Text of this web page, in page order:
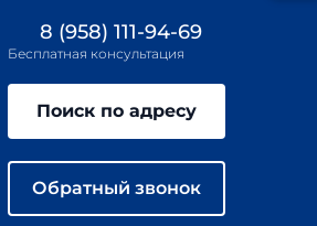
8 (958) 111-94-69
Бесплатная консультация
Поиск по адресу
Обратный звонок